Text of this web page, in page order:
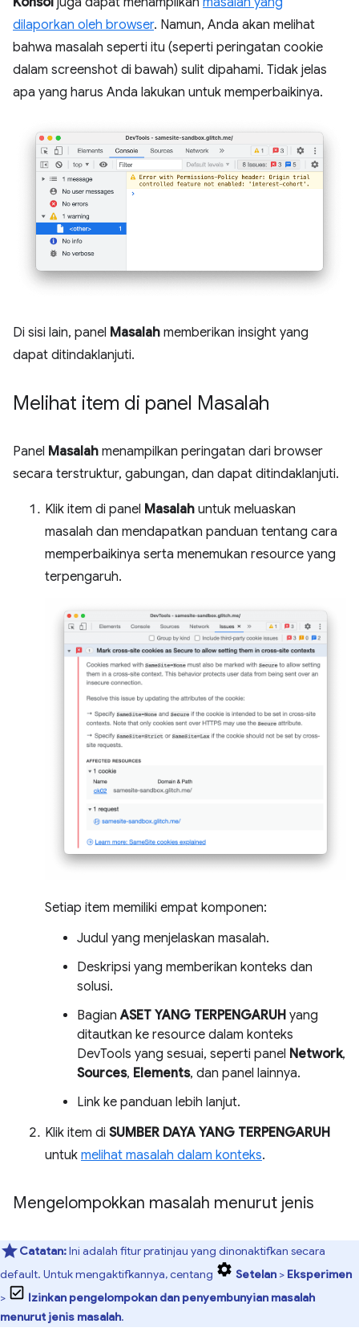
dilaporkan oleh browser. Namun, Anda akan melihat
bahwa masalah seperti itu (seperti peringatan cookie
dalam screenshot di bawah) sulit dipahami. Tidak jelas
apa yang harus Anda lakukan untuk memperbaikinya.
Di sisi lain, panel Masalah memberikan insight yang
dapat ditindaklanjuti.
Melihat item di panel Masalah
Panel Masalah menampilkan peringatan dari browser
secara terstruktur, gabungan, dan dapat ditindaklanjuti.
Klik item di panel Masalah untuk meluaskan
masalah dan mendapatkan panduan tentang cara
memperbaikinya serta menemukan resource yang
terpengaruh.
Setiap item memiliki empat komponen:
Judul yang menjelaskan masalah.
Deskripsi yang memberikan konteks dan
solusi.
BagianASET YANG TERPENGARUH yang
ditautkan ke resource dalam konteks
DevTools yang sesuai, seperti panel Network,
Sources, Elements, dan panel lainnya.
Link ke panduan lebih lanjut.
Klik item di SUMBER DAYA YANG TERPENGARUH
untuk melihat masalah dalam konteks.
Mengelompokkan masalah menurut jenis
Catatan:Ini adalah fitur pratinjau yang dinonaktifkan secara
default. Untuk mengaktifkannya, centang
Setelan > Eksperimen
>
Izinkan pengelompokan dan penyembunyian masalah
menurut jenis masalah.